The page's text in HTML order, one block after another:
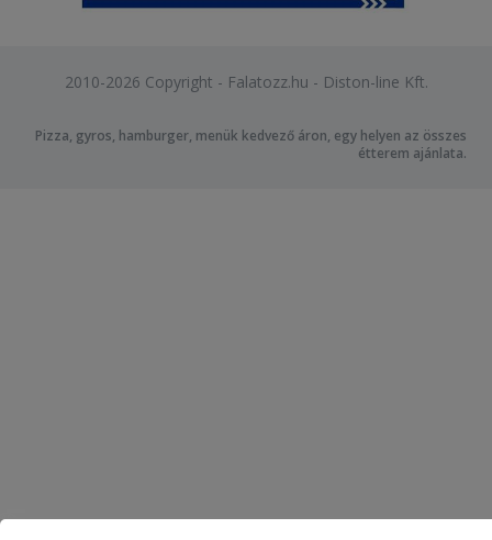
2010-2026 Copyright - Falatozz.hu - Diston-line Kft.
Pizza, gyros, hamburger, menük kedvező áron, egy helyen az összes
étterem ajánlata.